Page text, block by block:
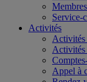
Service-
Activités
Activités
Activités
Appel à